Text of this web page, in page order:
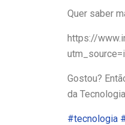
Quer saber
https://
Gostou?
da
#tecnologia